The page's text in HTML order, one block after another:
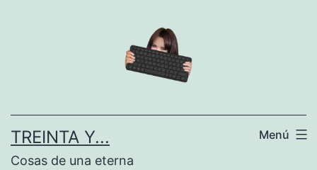
TREINTA Y...
Cosas de una eterna
Menú